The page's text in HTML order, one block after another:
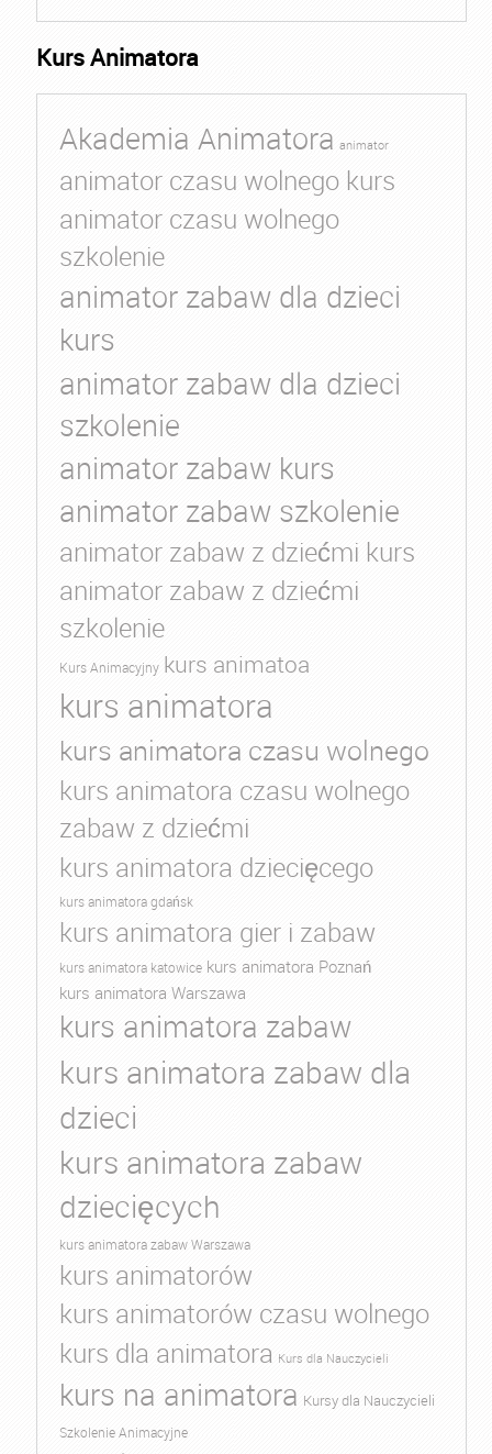
Kurs Animatora
Akademia Animatora animator
animator czasu wolnego kurs
animator czasu wolnego
szkolenie
animator zabaw dla dzieci
kurs
animator zabaw dla dzieci
szkolenie
animator zabaw kurs
animator zabaw szkolenie
animator zabaw z dziećmi kurs
animator zabaw z dziećmi
szkolenie
Kurs Animacyjny kurs animatoa
kurs animatora
kurs animatora czasu wolnego
kurs animatora czasu wolnego
zabaw z dziećmi
kurs animatora dziecięcego
kurs animatora gdańsk
kurs animatora gier i zabaw
kurs animatora katowice kurs animatora Poznań
kurs animatora Warszawa
kurs animatora zabaw
kurs animatora zabaw dla
dzieci
kurs animatora zabaw
dziecięcych
kurs animatora zabaw Warszawa
kurs animatorów
kurs animatorów czasu wolnego
kurs dla animatora Kurs dla Nauczycieli
kurs na animatora Kursy dla Nauczycieli
Szkolenie Animacyjne